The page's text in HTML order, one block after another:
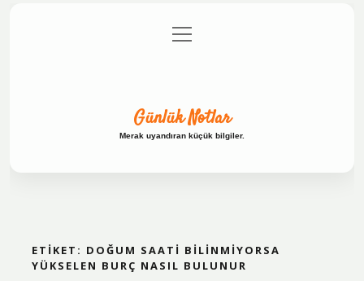
Gizlilik Politikası
menüyü
aç
Günlük Notlar
Merak uyandıran küçük bilgiler.
ETIKET: DOĞUM SAATI BILINMIYORSA
YÜKSELEN BURÇ NASIL BULUNUR